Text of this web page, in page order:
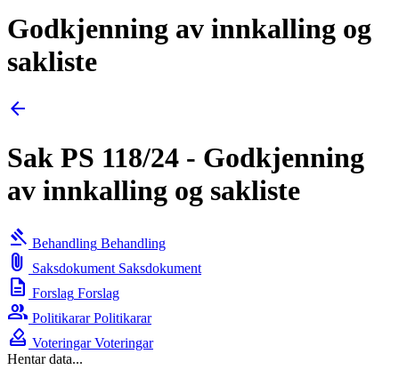
Godkjenning av innkalling og
sakliste
arrow_back
Sak PS 118/24 - Godkjenning
av innkalling og sakliste
gavel Behandling Behandling
attach_file Saksdokument Saksdokument
description Forslag Forslag
group Politikarar Politikarar
how_to_vote Voteringar Voteringar
Hentar data...